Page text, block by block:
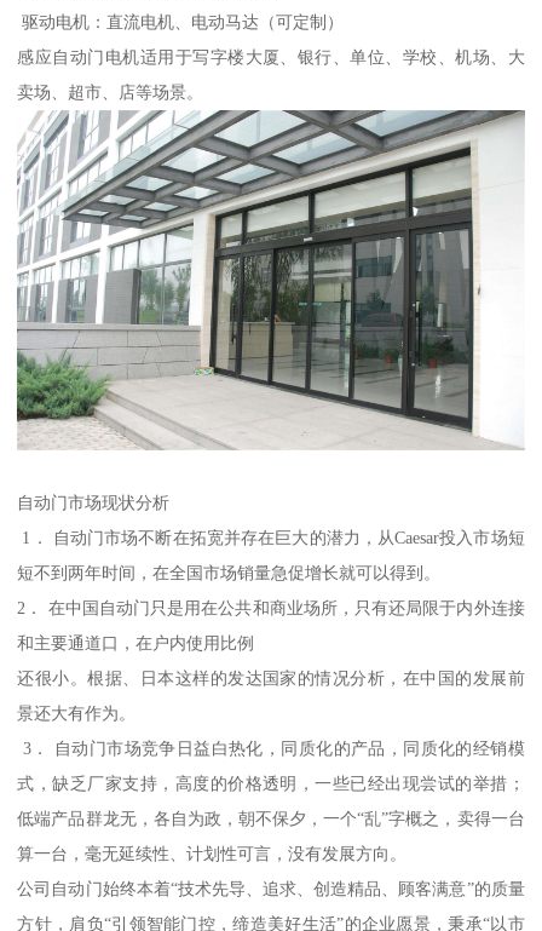
驱动电机：直流电机、电动马达（可定制）
感应自动门电机适用于写字楼大厦、银行、单位、学校、机场、大
卖场、超市、店等场景。
自动门市场现状分析
1． 自动门市场不断在拓宽并存在巨大的潜力，从Caesar投入市场短
短不到两年时间，在全国市场销量急促增长就可以得到。
2． 在中国自动门只是用在公共和商业场所，只有还局限于内外连接
和主要通道口，在户内使用比例
还很小。根据、日本这样的发达国家的情况分析，在中国的发展前
景还大有作为。
3． 自动门市场竞争日益白热化，同质化的产品，同质化的经销模
式，缺乏厂家支持，高度的价格透明，一些已经出现尝试的举措；
低端产品群龙无，各自为政，朝不保夕，一个“乱”字概之，卖得一台
算一台，毫无延续性、计划性可言，没有发展方向。
公司自动门始终本着“技术先导、追求、创造精品、顾客满意”的质量
方针，肩负“引领智能门控，缔造美好生活”的企业愿景，秉承“以市